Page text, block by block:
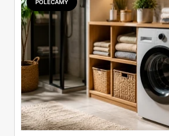
POLECAMY